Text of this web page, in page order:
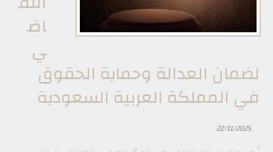
اض
ي
لضمان العدالة وحماية الحقوق
في المملكة العربية السعودية
22/11/2025